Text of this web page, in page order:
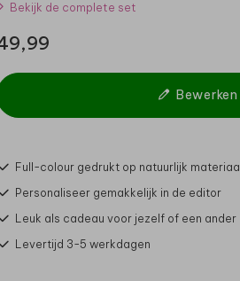
Bekijk de complete set
Bewerken
Full-colour gedrukt op natuurlijk materiaal
Personaliseer gemakkelijk in de editor
Leuk als cadeau voor jezelf of een ander
Levertijd 3-5 werkdagen